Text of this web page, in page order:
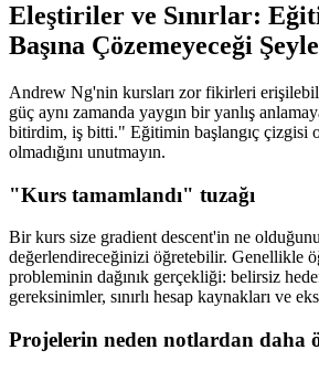
Eleştiriler ve Sınırlar:
Başına Çözemeyeceği
Andrew Ng'nin kursları zor fikirleri
güç aynı zamanda yaygın bir yanlış
bitirdim, iş bitti." Eğitimin başlangıç çizgisi
olmadığını unutmayın.
"Kurs tamamlandı" tuzağı
Bir kurs size gradient descent'in ne
değerlendireceğinizi öğretebilir. Genellikle
probleminin dağınık gerçekliği: belirsiz
gereksinimler, sınırlı hesap kaynakları ve
Projelerin neden notlardan daha